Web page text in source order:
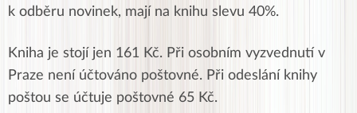
k odběru novinek, mají na knihu slevu 40%.
Kniha je stojí jen 161 Kč. Při osobním vyzvednutí v
Praze není účtováno poštovné. Při odeslání knihy
poštou se účtuje poštovné 65 Kč.